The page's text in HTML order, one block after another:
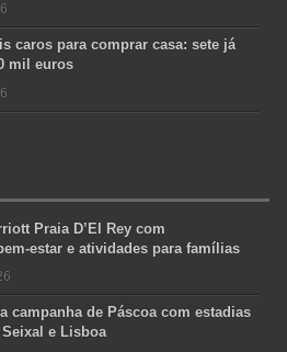
caros para comprar casa: sete já
mil euros
Praia D’El Rey com
estar e atividades para famílias
campanha de Páscoa com estadias
e Lisboa